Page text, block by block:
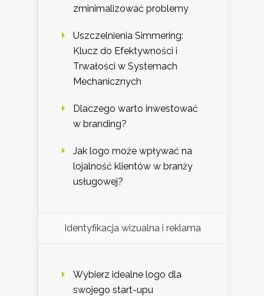
zminimalizować problemy
Uszczelnienia Simmering:
Klucz do Efektywności i
Trwałości w Systemach
Mechanicznych
Dlaczego warto inwestować
w branding?
Jak logo może wpływać na
lojalność klientów w branży
usługowej?
Identyfikacja wizualna i reklama
Wybierz idealne logo dla
swojego start-upu